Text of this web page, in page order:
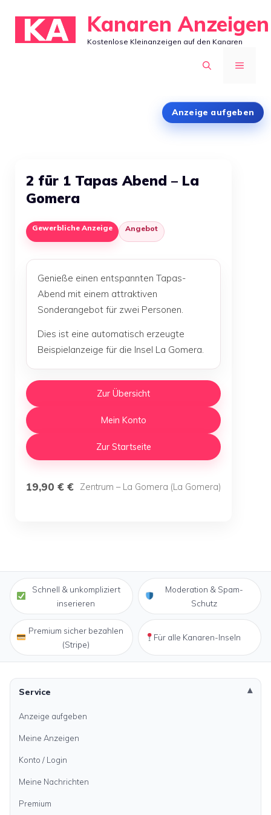
Inhalt
springen
Kanaren Anzeigen
Kostenlose Kleinanzeigen auf den Kanaren
MENÜ
Anzeige aufgeben
2 für 1 Tapas Abend – La
Gomera
Gewerbliche Anzeige Angebot
Genieße einen entspannten Tapas-
Abend mit einem attraktiven
Sonderangebot für zwei Personen.
Dies ist eine automatisch erzeugte
Beispielanzeige für die Insel La Gomera.
Zur Übersicht
Mein Konto
Zur Startseite
19,90 € € Zentrum – La Gomera (La Gomera)
Schnell & unkompliziert
inserieren
Moderation & Spam-
Schutz
Premium sicher bezahlen
(Stripe)
Für alle Kanaren-Inseln
Service
Anzeige aufgeben
Meine Anzeigen
Konto / Login
Meine Nachrichten
Premium